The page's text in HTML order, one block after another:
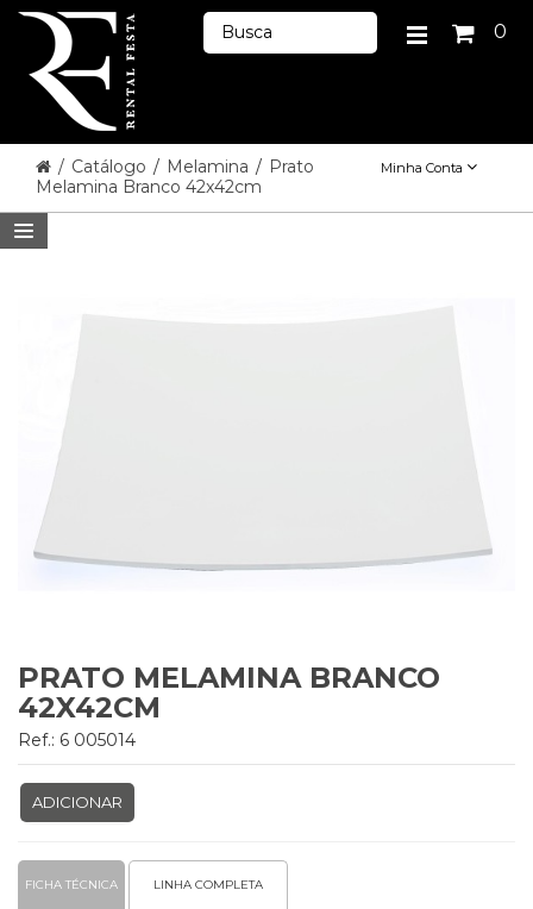
0
/ Catálogo / Melamina / Prato
Melamina Branco 42x42cm
Minha Conta
PRATO MELAMINA BRANCO
42X42CM
Ref.: 6 005014
ADICIONAR
FICHA TÉCNICA LINHA COMPLETA